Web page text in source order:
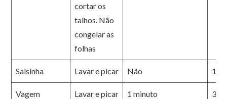
cortar os
talhos. Não
congelar as
folhas
Salsinha Lavar e picar Não 1
Vagem Lavar e picar 1 minuto 3